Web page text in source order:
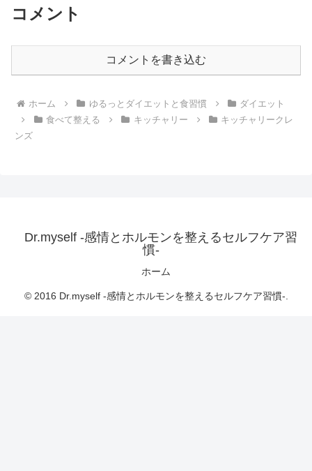
コメント
コメントを書き込む
ホーム ゆるっとダイエットと食習慣
ダイエット
食べて整える
キッチャリー
キッチャリークレ
ンズ
Dr.myself -感情とホルモンを整えるセルフケア習
慣-
ホーム
© 2016 Dr.myself -感情とホルモンを整えるセルフケア習慣-.